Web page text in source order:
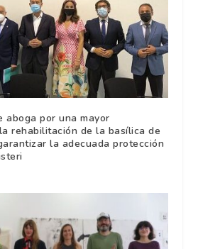
aboga por una mayor
rehabilitación de la basílica de
la adecuada protección